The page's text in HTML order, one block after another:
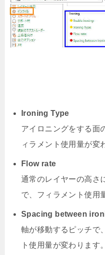
Ironing Type
アイロニングをする面
ィラメント使用量が変
Flow rate
通常のレイヤーの高さ
で、フィラメント使用
Spacing between
軸が移動するピッチで
ト使用量が変わります。